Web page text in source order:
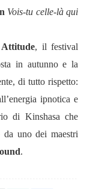
Vois-tu celle-là qui
, il festival
in autunno e la
di tutto rispetto:
ipnotica e
di Kinshasa che
uno dei maestri
.